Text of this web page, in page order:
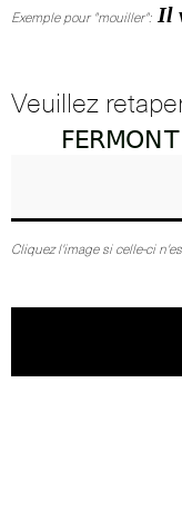
Exemple pour "mouiller": Il
Veuillez
Cliquez l'image si celle-ci